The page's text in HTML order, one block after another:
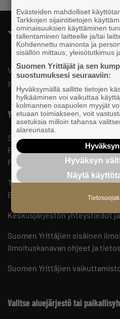
Valtakunnallista, alueellista ja
yrittäjien puolesta.
Yhteystiedot
Suomen Yrittäjät
PL 999, 00101 HELSINKI
Puhelinvaihde 09 229 221
Tietosuojaseloste ja evästeet
Evästeasetukset
Keskusjärjestön yhteystiedot
Suomen Yrittäjien sisäinen
Ilmoituskanavan ohjeet ja
Suomen Yrittäjien
Valitse aluejärjestö tai
Evästeiden mahdolliset
Tarkkojen sijaintitietojen
ominaisuuksien käyttäminen
tallentaminen laitteelle ja/tai
Kohdennettu mainonta ja
sisällön mittaus, yleisötutkimus
Suomen Yrittäjät ja sen
suostumuksesi seuraaviin:
Hyväksymällä sallitte tietojen
hylkääminen voi vaikuttaa
kolmannen osapuolen myyjät
etuaan toimiakseen, voit
asetuksia milloin tahansa
alareunasta.
Hyväksyn
Näytä